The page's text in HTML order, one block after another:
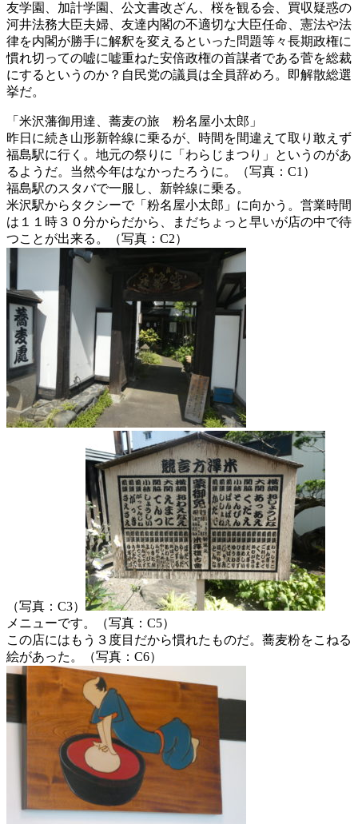
友学園、加計学園、公文書改ざん、桜を観る会、買収疑惑の
河井法務大臣夫婦、友達内閣の不適切な大臣任命、憲法や法
律を内閣が勝手に解釈を変えるといった問題等々長期政権に
慣れ切っての嘘に嘘重ねた安倍政権の首謀者である菅を総裁
にするというのか？自民党の議員は全員辞めろ。即解散総選
挙だ。
「米沢藩御用達、蕎麦の旅 粉名屋小太郎」
昨日に続き山形新幹線に乗るが、時間を間違えて取り敢えず
福島駅に行く。地元の祭りに「わらじまつり」というのがあ
るようだ。当然今年はなかったろうに。（写真：C1）
福島駅のスタバで一服し、新幹線に乗る。
米沢駅からタクシーで「粉名屋小太郎」に向かう。営業時間
は１１時３０分からだから、まだちょっと早いが店の中で待
つことが出来る。（写真：C2）
（写真：C3）
メニューです。（写真：C5）
この店にはもう３度目だから慣れたものだ。蕎麦粉をこねる
絵があった。（写真：C6）